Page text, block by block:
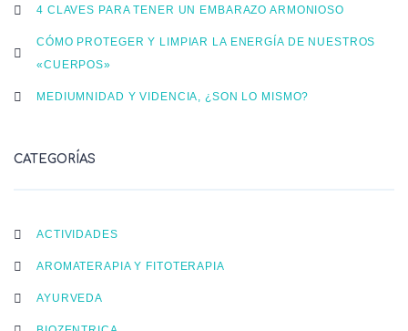
4 CLAVES PARA TENER UN EMBARAZO ARMONIOSO
CÓMO PROTEGER Y LIMPIAR LA ENERGÍA DE NUESTROS
«CUERPOS»
MEDIUMNIDAD Y VIDENCIA, ¿SON LO MISMO?
CATEGORÍAS
ACTIVIDADES
AROMATERAPIA Y FITOTERAPIA
AYURVEDA